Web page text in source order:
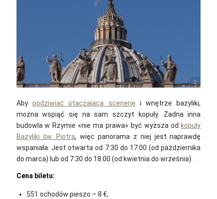
Finestrelle / Pixabay
Aby podziwiać otaczającą scenerię i wnętrze bazyliki,
można wspiąć się na sam szczyt kopuły. Żadna inna
budowla w Rzymie «nie ma prawa»‎ być wyższa od kopuły
Bazyliki św. Piotra, więc panorama z niej jest naprawdę
wspaniała. Jest otwarta od 7:30 do 17:00 (od października
do marca) lub od 7:30 do 18:00 (od kwietnia do września).
Cena biletu:
551 schodów pieszo – 8 €;